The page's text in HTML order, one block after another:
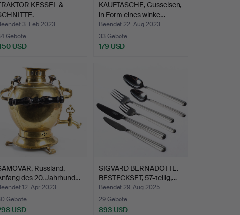
KESSEL &
3. Feb 2023
Gebote
USD
KAUFTASCHE, Gusseisen,
in Form eines winke…
Beendet 22. Aug 2023
33 Gebote
179 USD
Russland,
des 20. Jahrhund…
12. Apr 2023
Gebote
USD
SIGVARD BERNADOTTE.
BESTECKSET, 57-teilig,…
Beendet 29. Aug 2025
29 Gebote
893 USD